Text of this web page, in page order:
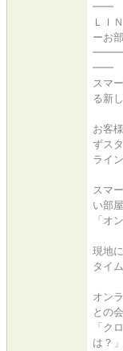
━━
ＬＩ
ーお
━━
スマ
る新
お客
ずス
ライ
スマ
い部
「オ
現地
タイ
オン
との
「ク
は？